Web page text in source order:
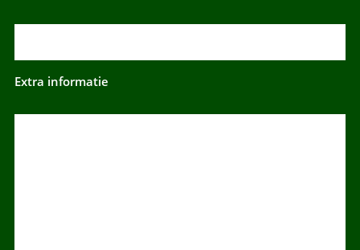
Extra informatie